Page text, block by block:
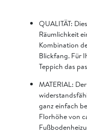
QUALITÄT:
Räumlichkeit
Kombination
Blickfang. Für
Teppich das
MATERIAL:
ganz einfach
Florhöhe von